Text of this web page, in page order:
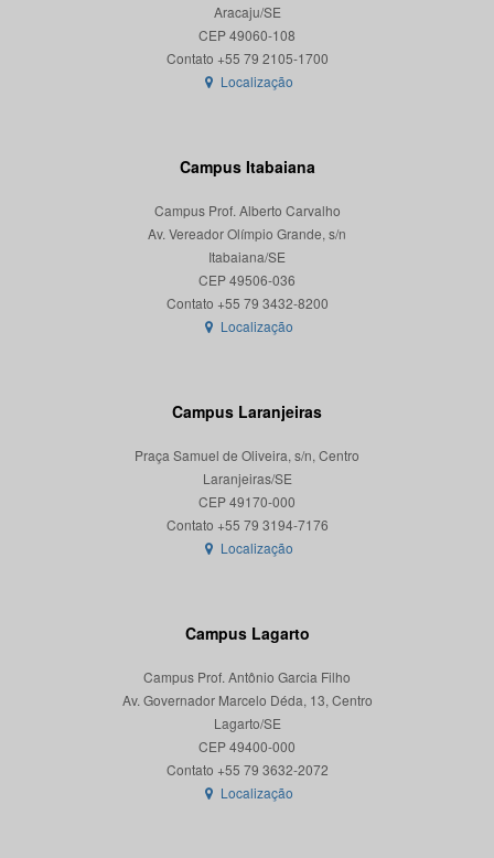
Aracaju/SE
CEP 49060-108
Localização
Campus Itabaiana
Campus Prof. Alberto Carvalho
Av. Vereador Olímpio Grande, s/n
Itabaiana/SE
CEP 49506-036
Localização
Campus Laranjeiras
Praça Samuel de Oliveira, s/n, Centro
Laranjeiras/SE
CEP 49170-000
Localização
Campus Lagarto
Campus Prof. Antônio Garcia Filho
Av. Governador Marcelo Déda, 13, Centro
Lagarto/SE
CEP 49400-000
Localização